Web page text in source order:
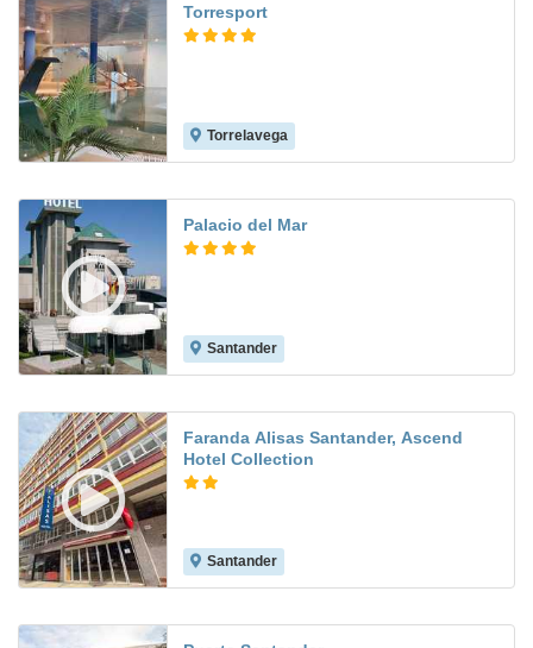
Torresport
Torrelavega
Palacio del Mar
Santander
Faranda Alisas Santander, Ascend
Hotel Collection
Santander